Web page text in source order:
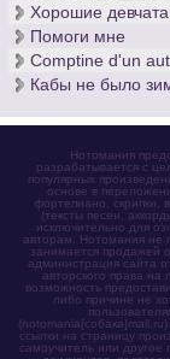
Хорошие девчата
Помоги мне
Comptine d'un
Кабы не было
Нотомания
разрабатывается с
популярных
основе в
фортепиано, скрипки,
(тексты песен,
исключительно для
авторам. Нотомания не
занимается продажей
администрация сайта
авторского права
возможность
либо причине не
ссылки на страницу
самоучитель или другое